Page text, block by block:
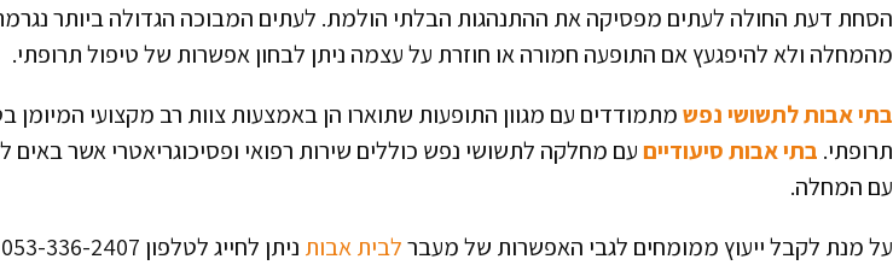
הסחת דעת החולה לעתים מפסיקה את ההתנהגות הבלתי הולמת. לעתים המבוכה הגדולה ביותר נגרמת
מהמחלה ולא להיפגעץ אם התופעה חמורה או חוזרת על עצמה ניתן לבחון אפשרות של טיפול תרופתי.
בתי אבות לתשושי נפשמתמודדים עם מגוון התופעות שתוארו הן באמצעות צוות רב מקצועי
תרופתי. בתי אבות סיעודייםעם מחלקה לתשושי נפש כוללים שירות רפואי ופסיכוגריאטרי אשר
עם המחלה.
על מנת לקבל ייעוץ ממומחים לגבי האפשרות של מעברלבית אבות ניתן לחייג לטלפון 053-336-2407